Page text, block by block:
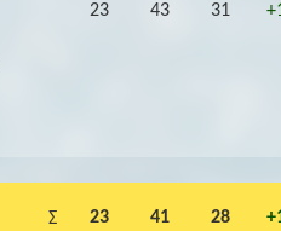
23 43 31
Σ 23 41 28